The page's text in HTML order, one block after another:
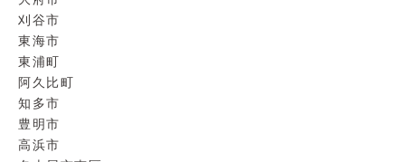
刈谷市
東海市
東浦町
阿久比町
知多市
豊明市
高浜市